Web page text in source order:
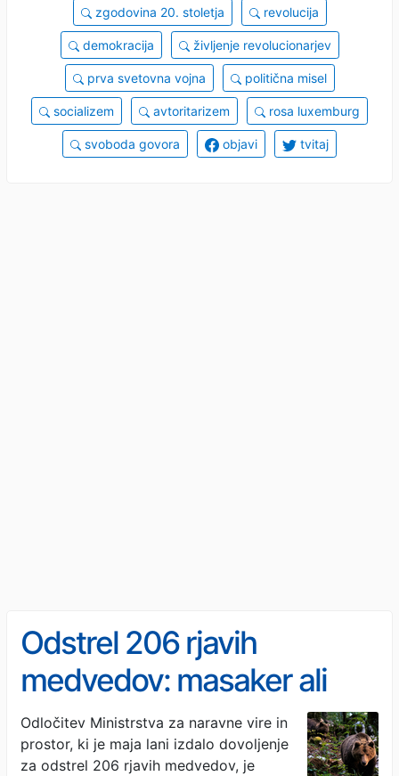
zgodovina 20. stoletja revolucija
demokracija življenje revolucionarjev
prva svetovna vojna politična misel
socializem avtoritarizem rosa luxemburg
svoboda govora objavi tvitaj
Odstrel 206 rjavih
medvedov: masaker ali
nuja?
Odločitev Ministrstva za naravne vire in
prostor, ki je maja lani izdalo dovoljenje
za odstrel 206 rjavih medvedov, je